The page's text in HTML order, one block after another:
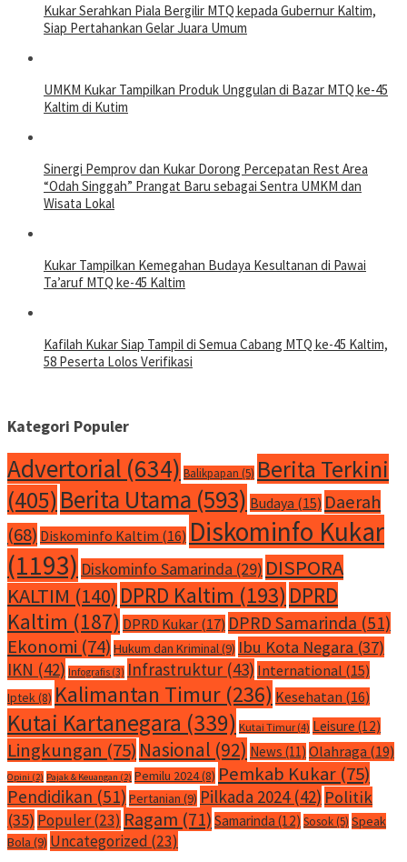
Kukar Serahkan Piala Bergilir MTQ kepada Gubernur Kaltim,
Siap Pertahankan Gelar Juara Umum
UMKM Kukar Tampilkan Produk Unggulan di Bazar MTQ ke-45
Kaltim di Kutim
Sinergi Pemprov dan Kukar Dorong Percepatan Rest Area
“Odah Singgah” Prangat Baru sebagai Sentra UMKM dan
Wisata Lokal
Kukar Tampilkan Kemegahan Budaya Kesultanan di Pawai
Ta’aruf MTQ ke-45 Kaltim
Kafilah Kukar Siap Tampil di Semua Cabang MTQ ke-45 Kaltim,
58 Peserta Lolos Verifikasi
Kategori Populer
Advertorial (634) Balikpapan (5) Berita Terkini
(405)Berita Utama (593) Budaya (15) Daerah
(68) Diskominfo Kaltim (16) Diskominfo Kukar
(1193) Diskominfo Samarinda (29) DISPORA
KALTIM (140) DPRD Kaltim (193) DPRD
Kaltim (187) DPRD Kukar (17) DPRD Samarinda (51)
Ekonomi (74) Hukum dan Kriminal(9) Ibu Kota Negara (37)
IKN (42) Infografis (3) Infrastruktur (43) International (15)
Iptek(8) Kalimantan Timur (236) Kesehatan (16)
Kutai Kartanegara (339) Kutai Timur (4) Leisure (12)
Lingkungan (75) Nasional (92) News (11) Olahraga (19)
Opini (2) Pajak & Keuangan (2) Pemilu 2024(8) Pemkab Kukar (75)
Pendidikan (51) Pertanian (9) Pilkada 2024(42) Politik
(35) Populer(23) Ragam (71) Samarinda (12) Sosok(5) Speak
Bola (9) Uncategorized (23)